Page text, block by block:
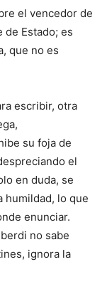
el vencedor de
de Estado; es
que no es
escribir, otra
su foja de
el
en duda, se
humildad, lo que
enunciar.
no sabe
ignora la